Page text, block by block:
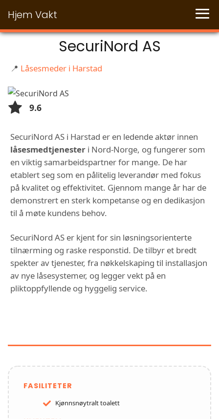
Hjem Vakt
SecuriNord AS
📍 Låsesmeder i Harstad
9.6
SecuriNord AS i Harstad er en ledende aktør innen
låsesmedtjenester i Nord-Norge, og fungerer som
en viktig samarbeidspartner for mange. De har
etablert seg som en pålitelig leverandør med fokus
på kvalitet og effektivitet. Gjennom mange år har de
demonstrert en sterk kompetanse og en dedikasjon
til å møte kundens behov.
SecuriNord AS er kjent for sin løsningsorienterte
tilnærming og raske responstid. De tilbyr et bredt
spekter av tjenester, fra nøkkelskaping til installasjon
av nye låsesystemer, og legger vekt på en
pliktoppfyllende og hyggelig service.
FASILITETER
Kjønnsnøytralt toalett